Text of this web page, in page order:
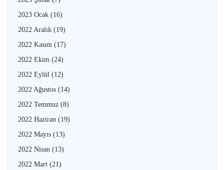
2023 Ocak (16)
2022 Aralık (19)
2022 Kasım (17)
2022 Ekim (24)
2022 Eylül (12)
2022 Ağustos (14)
2022 Temmuz (8)
2022 Haziran (19)
2022 Mayıs (13)
2022 Nisan (13)
2022 Mart (21)